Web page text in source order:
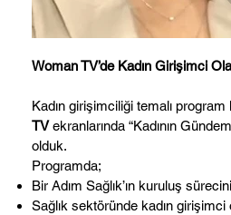
Woman TV’de Kadın Girişimci
Kadın girişimciliği temalı
TVekranlarında “Kadının
olduk.
Programda;
Bir Adım Sağlık’ın kuruluş sürecini
Sağlık sektöründe kadın girişimci